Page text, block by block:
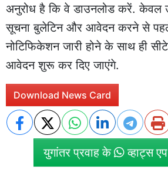
अनुरोध है कि वे डाउनलोड करें. केवल
सूचना बुलेटिन और आवेदन करने से
नोटिफिकेशन जारी होने के साथ ही
आवेदन शुरू कर दिए जाएंगे.
Download News Card
युगांतर प्रवाह के व्हाट्स